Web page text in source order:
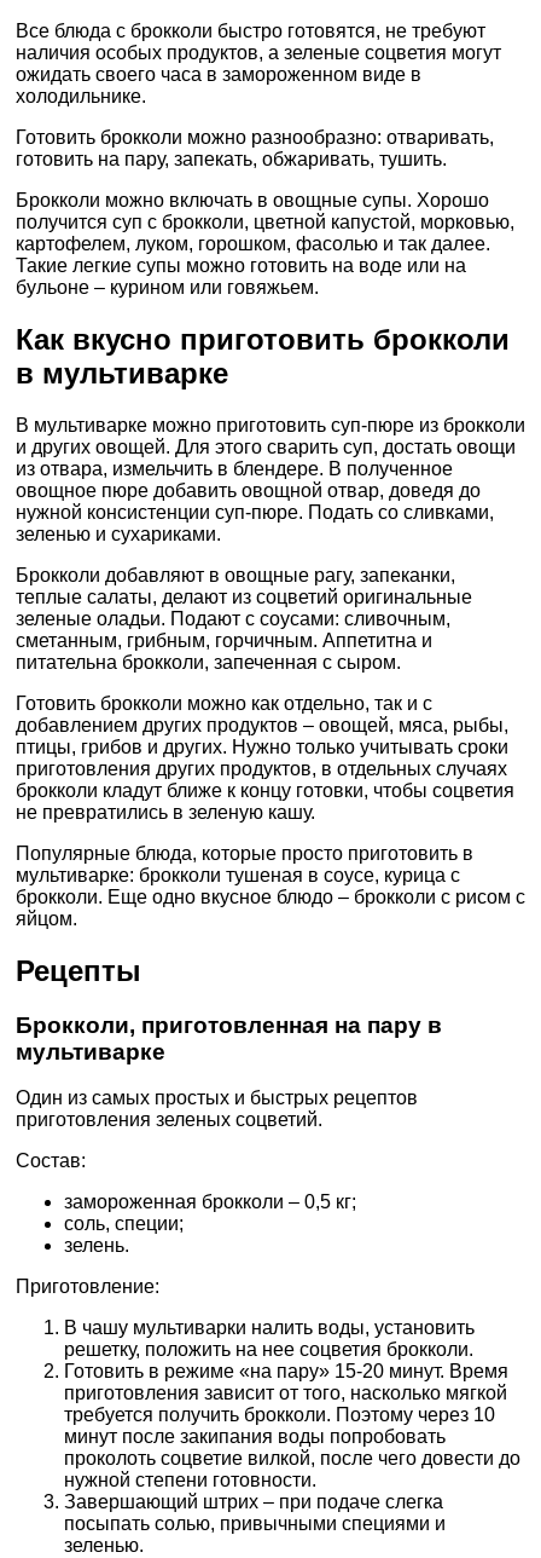
Все блюда с брокколи быстро готовятся, не требуют
наличия особых продуктов, а зеленые соцветия могут
ожидать своего часа в замороженном виде в
холодильнике.
Готовить брокколи можно разнообразно: отваривать,
готовить на пару, запекать, обжаривать, тушить.
Брокколи можно включать в овощные супы. Хорошо
получится суп с брокколи, цветной капустой, морковью,
картофелем, луком, горошком, фасолью и так далее.
Такие легкие супы можно готовить на воде или на
бульоне – курином или говяжьем.
Как вкусно приготовить брокколи
в мультиварке
В мультиварке можно приготовить суп-пюре из брокколи
и других овощей. Для этого сварить суп, достать овощи
из отвара, измельчить в блендере. В полученное
овощное пюре добавить овощной отвар, доведя до
нужной консистенции суп-пюре. Подать со сливками,
зеленью и сухариками.
Брокколи добавляют в овощные рагу, запеканки,
теплые салаты, делают из соцветий оригинальные
зеленые оладьи. Подают с соусами: сливочным,
сметанным, грибным, горчичным. Аппетитна и
питательна брокколи, запеченная с сыром.
Готовить брокколи можно как отдельно, так и с
добавлением других продуктов – овощей, мяса, рыбы,
птицы, грибов и других. Нужно только учитывать сроки
приготовления других продуктов, в отдельных случаях
брокколи кладут ближе к концу готовки, чтобы соцветия
не превратились в зеленую кашу.
Популярные блюда, которые просто приготовить в
мультиварке: брокколи тушеная в соусе, курица с
брокколи. Еще одно вкусное блюдо – брокколи с рисом с
яйцом.
Рецепты
Брокколи, приготовленная на пару в
мультиварке
Один из самых простых и быстрых рецептов
приготовления зеленых соцветий.
Состав:
замороженная брокколи – 0,5 кг;
соль, специи;
зелень.
Приготовление:
В чашу мультиварки налить воды, установить
решетку, положить на нее соцветия брокколи.
Готовить в режиме «на пару» 15-20 минут. Время
приготовления зависит от того, насколько мягкой
требуется получить брокколи. Поэтому через 10
минут после закипания воды попробовать
проколоть соцветие вилкой, после чего довести до
нужной степени готовности.
Завершающий штрих – при подаче слегка
посыпать солью, привычными специями и
зеленью.